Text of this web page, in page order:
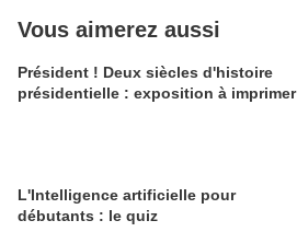
Vous aimerez aussi
Président ! Deux siècles d'histoire
présidentielle : exposition à imprimer
L'Intelligence artificielle pour
débutants : le quiz